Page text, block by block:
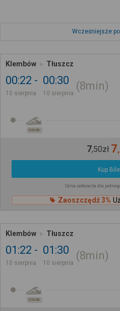
Wcześniejsze
Klembów Tłuszcz
00:22
10 sierpnia
00:30
10 sierpnia
8min
OSOB.
7,50zł 7,
Kup
Cena całkowita dla
Zaoszczędź 3%
Klembów Tłuszcz
01:22
10 sierpnia
01:30
10 sierpnia
8min
OSOB.